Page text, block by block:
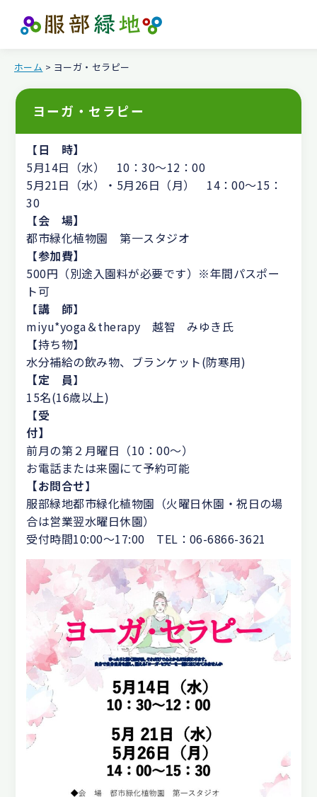
ホーム > ヨーガ・セラピー
ヨーガ・セラピー
【日 時】
5月14日（水） 10：30～12：00
5月21日（水）・5月26日（月） 14：00～15：
30
【会 場】
都市緑化植物園 第一スタジオ
【参加費】
500円（別途入園料が必要です）※年間パスポー
ト可
【講 師】
miyu*yoga＆therapy 越智 みゆき氏
【持ち物】
水分補給の飲み物、ブランケット(防寒用)
【定 員】
15名(16歳以上)
【受
付】
前月の第２月曜日（10：00～）
お電話または来園にて予約可能
【お問合せ】
服部緑地都市緑化植物園（火曜日休園・祝日の場
合は営業翌水曜日休園）
受付時間10:00～17:00 TEL：06-6866-3621